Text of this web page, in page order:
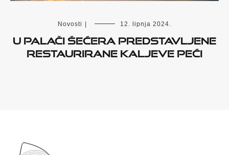
Novosti 12. lipnja 2024.
U Palači šećera predstavljene
restaurirane kaljeve peći